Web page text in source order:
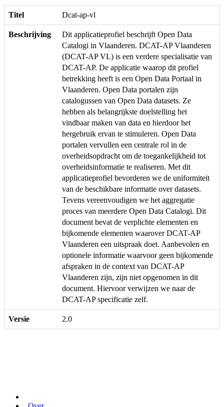
Titel Dcat-ap-vl
Beschrijving
Dit applicatieprofiel beschrijft Open Data
Catalogi in Vlaanderen. DCAT-AP Vlaanderen
(DCAT-AP VL) is een verdere specialisatie van
DCAT-AP. De applicatie waarop dit profiel
betrekking heeft is een Open Data Portaal in
Vlaanderen. Open Data portalen zijn
catalogussen van Open Data datasets. Ze
hebben als belangrijkste doelstelling het
vindbaar maken van data en hierdoor het
hergebruik ervan te stimuleren. Open Data
portalen vervullen een centrale rol in de
overheidsopdracht om de toegankelijkheid tot
overheidsinformatie te realiseren. Met dit
applicatieprofiel bevorderen we de uniformiteit
van de beschikbare informatie over datasets.
Tevens vereenvoudigen we het aggregatie
proces van meerdere Open Data Catalogi. Dit
document bevat de verplichte elementen en
bijkomende elementen waarover DCAT-AP
Vlaanderen een uitspraak doet. Aanbevolen en
optionele informatie waarvoor geen bijkomende
afspraken in de context van DCAT-AP
Vlaanderen zijn, zijn niet opgenomen in dit
document. Hiervoor verwijzen we naar de
DCAT-AP specificatie zelf.
Versie 2.0